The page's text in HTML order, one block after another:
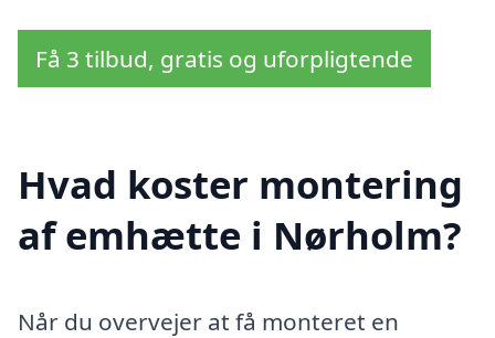
Få 3 tilbud, gratis og uforpligtende
Hvad koster montering
af emhætte i Nørholm?
Når du overvejer at få monteret en